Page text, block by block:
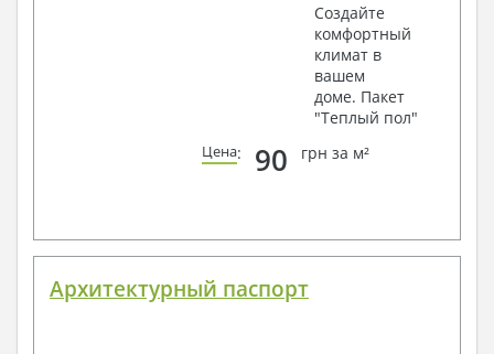
Создайте
комфортный
климат в
вашем
доме. Пакет
"Теплый пол"
Цена: 90 грн за м²
Архитектурный паспорт